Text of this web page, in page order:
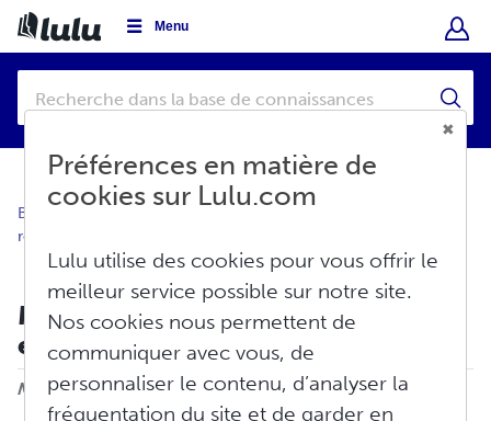
Menu
Base de connaissances
relatives à la création
Mise en forme d'image : le guide
essentiel
Modifié le : Lun, Juill. 29, 2024 à 10:19 H
Préférences en matière de
cookies sur Lulu.com
Lulu utilise des cookies pour vous offrir le
meilleur service possible sur notre site.
Nos cookies nous permettent de
communiquer avec vous, de
personnaliser le contenu, d’analyser la
fréquentation du site et de garder en